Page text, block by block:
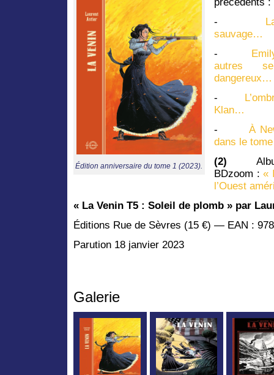
Édition anniversaire du tome 1 (2023).
-
sauvage…
-
autres
dangereux…
-
Klan…
-À
dans le
(2)
BDzoom :«
l’Ouest
« La Venin T5 : Soleil de plomb » par
Éditions Rue de Sèvres (15 €) — EAN :
Parution 18 janvier 2023
Galerie